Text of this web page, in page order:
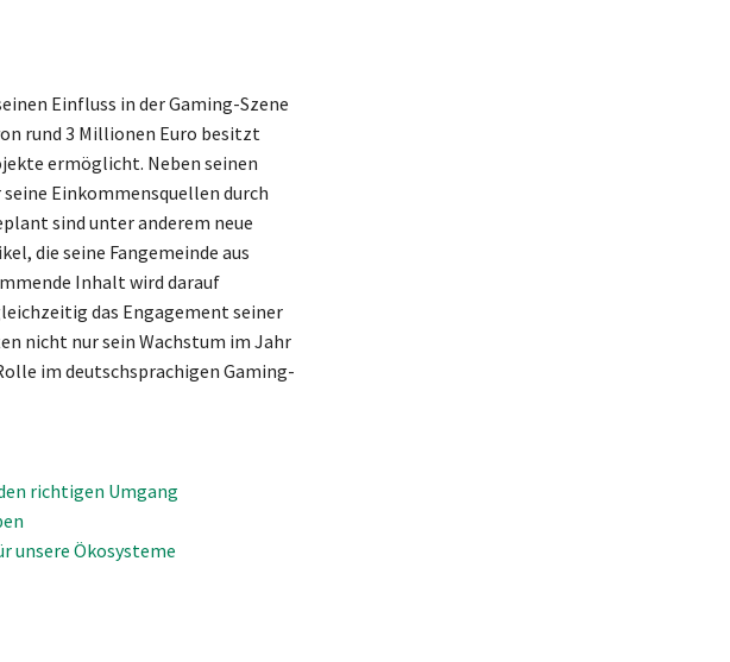
Einfluss in der Gaming-Szene
rund 3 Millionen Euro besitzt
ermöglicht. Neben seinen
Einkommensquellen durch
sind unter anderem neue
die seine Fangemeinde aus
Inhalt wird darauf
das Engagement seiner
nicht nur sein Wachstum im Jahr
im deutschsprachigen Gaming-
richtigen Umgang
unsere Ökosysteme